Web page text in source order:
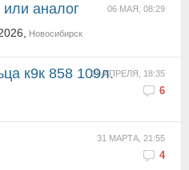
06 МАЯ, 08:29
или аналог
Новосибирск
29 АПРЕЛЯ, 18:35
6
к9к 858 109л.
31 МАРТА, 21:55
4